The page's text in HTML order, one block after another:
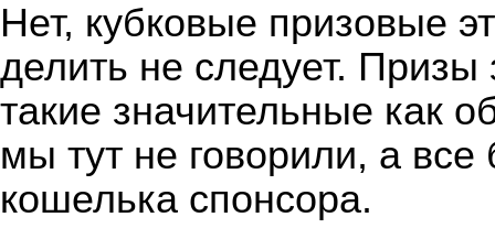
Нет, кубковые призовые
делить не следует.
такие значительные как
мы тут не говорили, а
кошелька спонсора.